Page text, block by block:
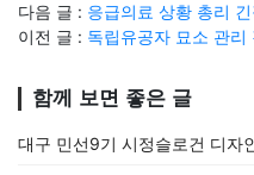
다음 글 : 응급의료 상황 총리
이전 글 : 독립유공자 묘소 관리
함께 보면 좋은 글
대구 민선9기 시정슬로건 디자